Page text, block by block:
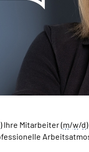
) Ihre Mitarbeiter (m/w/d